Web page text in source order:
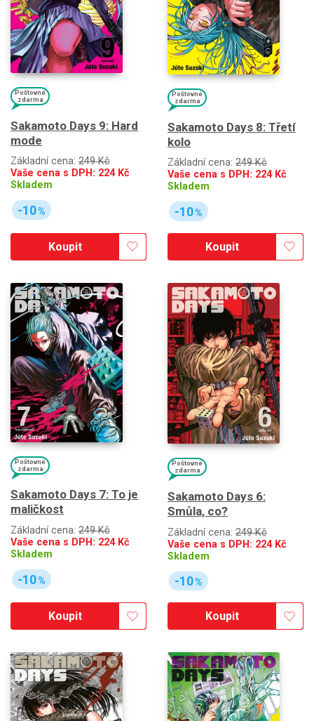
Poštovné
zdarma
Sakamoto Days 9: Hard
mode
Základní cena: 249 Kč
Vaše cena s DPH: 224Kč
Skladem
-10%
Koupit
Poštovné
zdarma
Sakamoto Days 8: Třetí
kolo
Základní cena: 249 Kč
Vaše cena s DPH: 224Kč
Skladem
-10%
Koupit
Poštovné
zdarma
Sakamoto Days 7: To je
maličkost
Základní cena: 249 Kč
Vaše cena s DPH: 224Kč
Skladem
-10%
Koupit
Poštovné
zdarma
Sakamoto Days 6:
Smůla, co?
Základní cena: 249 Kč
Vaše cena s DPH: 224Kč
Skladem
-10%
Koupit